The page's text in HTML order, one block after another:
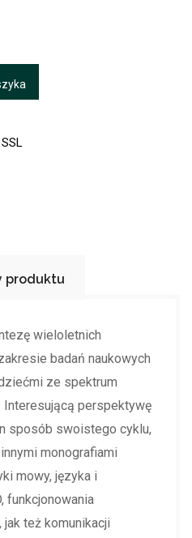
produktu
wieloletnich
badań naukowych
ze spektrum
Interesującą perspektywę
sposób swoistego cyklu,
monografiami
mowy, języka i
funkcjonowania
też komunikacji